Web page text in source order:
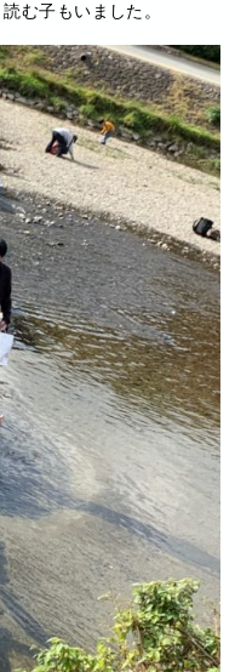
む子もいました。